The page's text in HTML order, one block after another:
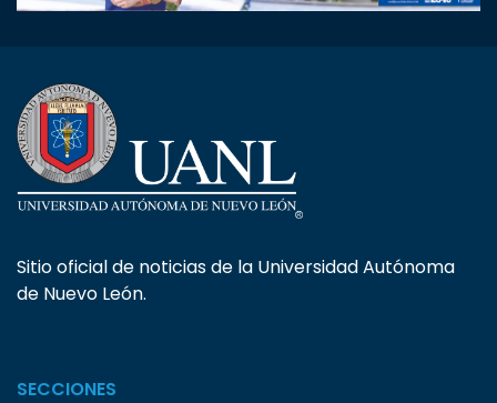
Sitio oficial de noticias de la Universidad Autónoma
de Nuevo León.
SECCIONES